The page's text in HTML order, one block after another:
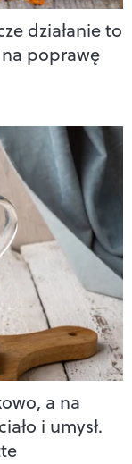
działanie to
poprawę
a na
i umysł.